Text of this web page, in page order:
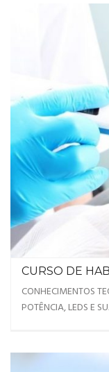
CURSO DE
CONHECIMENTOS
POTÊNCIA, LEDS E